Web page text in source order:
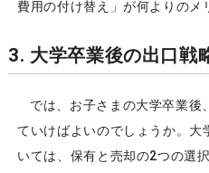
費用の付け替え」が何よりのメ
3. 大学卒業後の出口戦
では、お子さまの大学卒業後
ていけばよいのでしょうか。大
いては、保有と売却の2つの選